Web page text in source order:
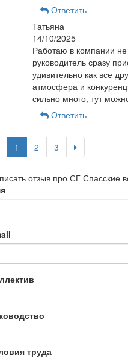
Ответить
Татьяна
14/10/2025
Работаю в компании
руководитель сразу
удивительно как все
атмосфера и
сильно много, тут
Ответить
1 2 3
отзыв про СГ Спасские
труда